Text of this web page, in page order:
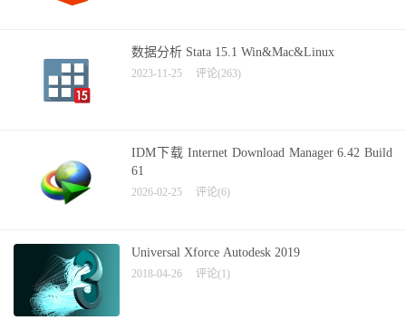
数据分析 Stata 15.1 Win&Mac&Linux
2023-11-25 评论(263)
IDM下载 Internet Download Manager 6.42 Build
61
2026-02-25 评论(6)
Universal Xforce Autodesk 2019
2018-04-26 评论(1)